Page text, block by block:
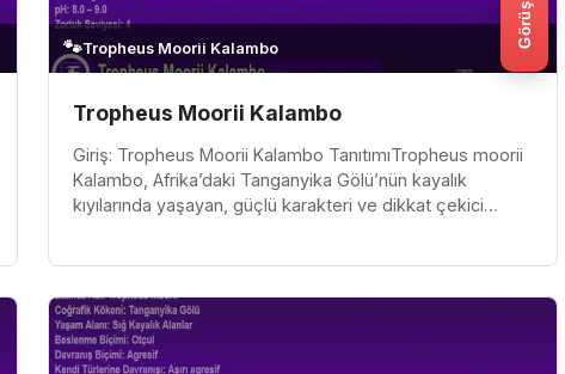
🐾Tropheus Moorii Kalambo
Tropheus Moorii Kalambo
Giriş: Tropheus Moorii Kalambo TanıtımıTropheus moorii
Kalambo, Afrika’daki Tanganyika Gölü’nün kayalık
kıyılarında yaşayan, güçlü karakteri ve dikkat çekici